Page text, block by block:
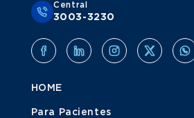
Central
3003-3230
HOME
Para Pacientes